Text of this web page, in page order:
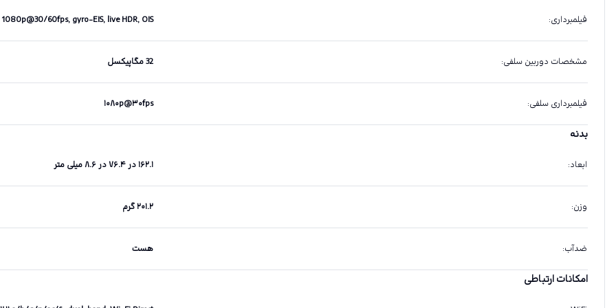
فیلمبرداری:
60fps, gyro-EIS, live HDR, OIS
مشخصات دوربین سلفی: 32 مگاپیکسل
فیلمبرداری سلفی: ۱۰۸۰p@۳۰fps
بدنه
ابعاد: ۱۶۲.۱ در ۷۶.۴ در ۸.۶ میلی متر
وزن: ۲۰۱.۲ گرم
ضدآب: هست
امکانات ارتباطی